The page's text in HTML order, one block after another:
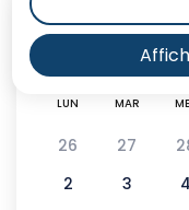
LUN MAR
26 27
2
3 4